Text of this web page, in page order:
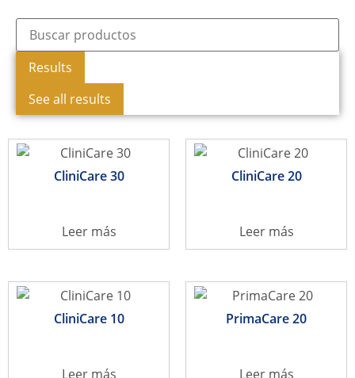
Results
See all results
CliniCare 30
Leer más
CliniCare 20
Leer más
CliniCare 10
Leer más
PrimaCare 20
Leer más